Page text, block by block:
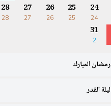
24
24
25
25
26
26
27
27
28
28
31
2
رمضان المبارك
ليلة القدر